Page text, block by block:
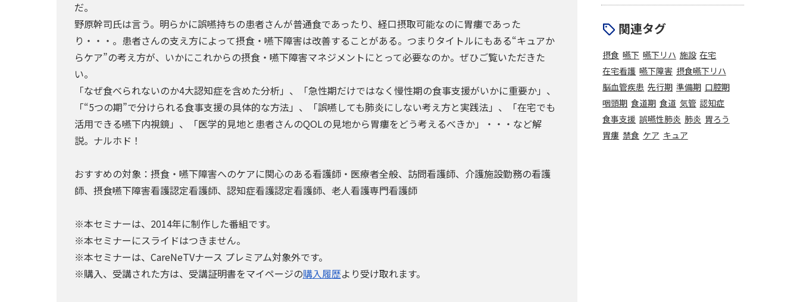
だ。
野原幹司氏は言う。明らかに誤嚥持ちの患者さんが普通食であったり、経口摂取可能なのに胃瘻であった
り・・・。患者さんの支え方によって摂食・嚥下障害は改善することがある。つまりタイトルにもある“キュアか
らケア”の考え方が、いかにこれからの摂食・嚥下障害マネジメントにとって必要なのか。ぜひご覧いただきた
い。
「なぜ食べられないのか4大認知症を含めた分析」、「急性期だけではなく慢性期の食事支援がいかに重要か」、
「“5つの期”で分けられる食事支援の具体的な方法」、「誤嚥しても肺炎にしない考え方と実践法」、「在宅でも
活用できる嚥下内視鏡」、「医学的見地と患者さんのQOLの見地から胃瘻をどう考えるべきか」・・・など解
説。ナルホド！
おすすめの対象：摂食・嚥下障害へのケアに関心のある看護師・医療者全般、訪問看護師、介護施設勤務の看護
師、摂食嚥下障害看護認定看護師、認知症看護認定看護師、老人看護専門看護師
※本セミナーは、2014年に制作した番組です。
※本セミナーにスライドはつきません。
※本セミナーは、CareNeTVナース プレミアム対象外です。
※購入、受講された方は、受講証明書をマイページの購入履歴より受け取れます。
関連タグ
摂食 嚥下 嚥下リハ 施設 在宅
在宅看護 嚥下障害 摂食嚥下リハ
脳血管疾患 先行期 準備期 口腔期
咽頭期 食道期 食道 気管 認知症
食事支援 誤嚥性肺炎 肺炎 胃ろう
胃瘻 禁食 ケア キュア